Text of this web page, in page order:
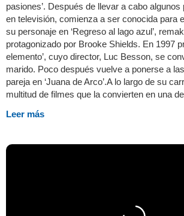
pasiones’. Después de llevar a cabo algunos
en televisión, comienza a ser conocida para
su personaje en ‘Regreso al lago azul’,
protagonizado por Brooke Shields. En 1997
elemento’, cuyo director, Luc Besson, se
marido. Poco después vuelve a ponerse a
pareja en ‘Juana de Arco’.A lo largo de su
multitud de filmes que la convierten en una
Leer más